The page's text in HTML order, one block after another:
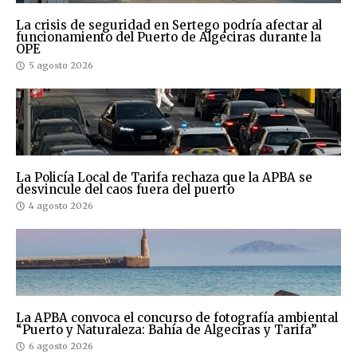
La crisis de seguridad en Sertego podría afectar al
funcionamiento del Puerto de Algeciras durante la
OPE
5 agosto 2026
La Policía Local de Tarifa rechaza que la APBA se
desvincule del caos fuera del puerto
4 agosto 2026
La APBA convoca el concurso de fotografía ambiental
“Puerto y Naturaleza: Bahía de Algeciras y Tarifa”
6 agosto 2026